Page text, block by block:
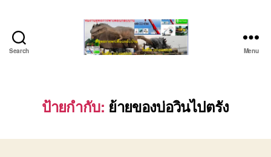
Search
เครื่องจักร
ระยอง
(บริษัท
Menu
ป้ายกำกับ: ย้ายของบ่อวินไปตรัง